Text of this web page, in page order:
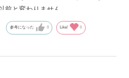
前と変わりません。
参考になった 0 Like! 0